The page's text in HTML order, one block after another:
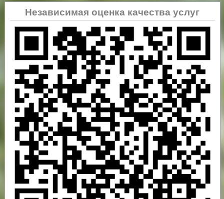
Независимая оценка качества услуг